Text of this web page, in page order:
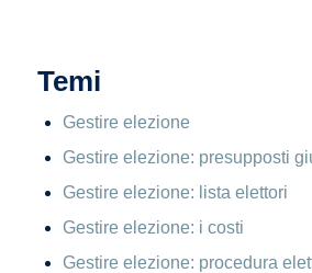
Temi
Gestire elezione
Gestire elezione: presupposti
Gestire elezione: lista elettori
Gestire elezione: i costi
Gestire elezione: procedura